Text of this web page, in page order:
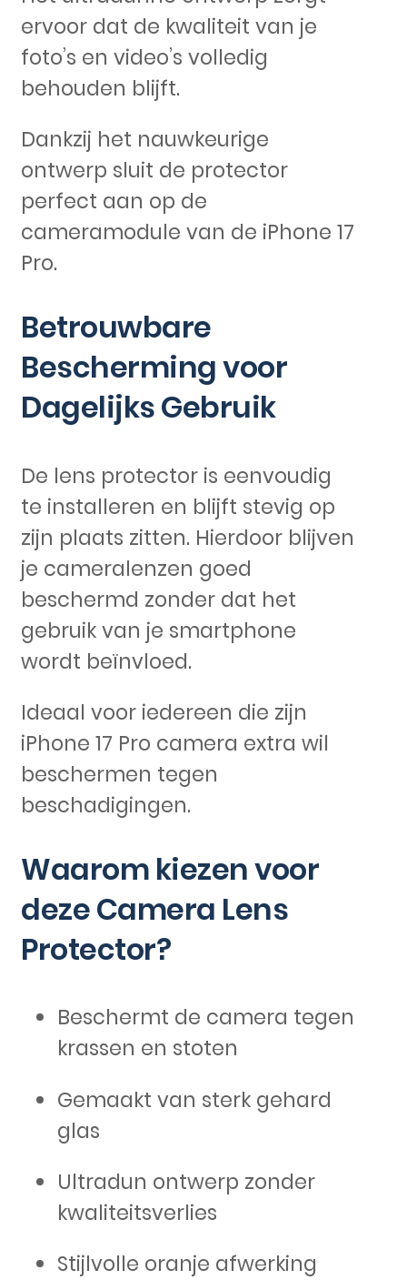
ervoor dat de kwaliteit van je
foto’s en video’s volledig
behouden blijft.
Dankzij het nauwkeurige
ontwerp sluit de protector
perfect aan op de
cameramodule van de iPhone 17
Pro.
Betrouwbare
Bescherming voor
Dagelijks Gebruik
De lens protector is eenvoudig
te installeren en blijft stevig op
zijn plaats zitten. Hierdoor blijven
je cameralenzen goed
beschermd zonder dat het
gebruik van je smartphone
wordt beïnvloed.
Ideaal voor iedereen die zijn
iPhone 17 Pro camera extra wil
beschermen tegen
beschadigingen.
Waarom kiezen voor
deze Camera Lens
Protector?
Beschermt de camera tegen
krassen en stoten
Gemaakt van sterk gehard
glas
Ultradun ontwerp zonder
kwaliteitsverlies
Stijlvolle oranje afwerking